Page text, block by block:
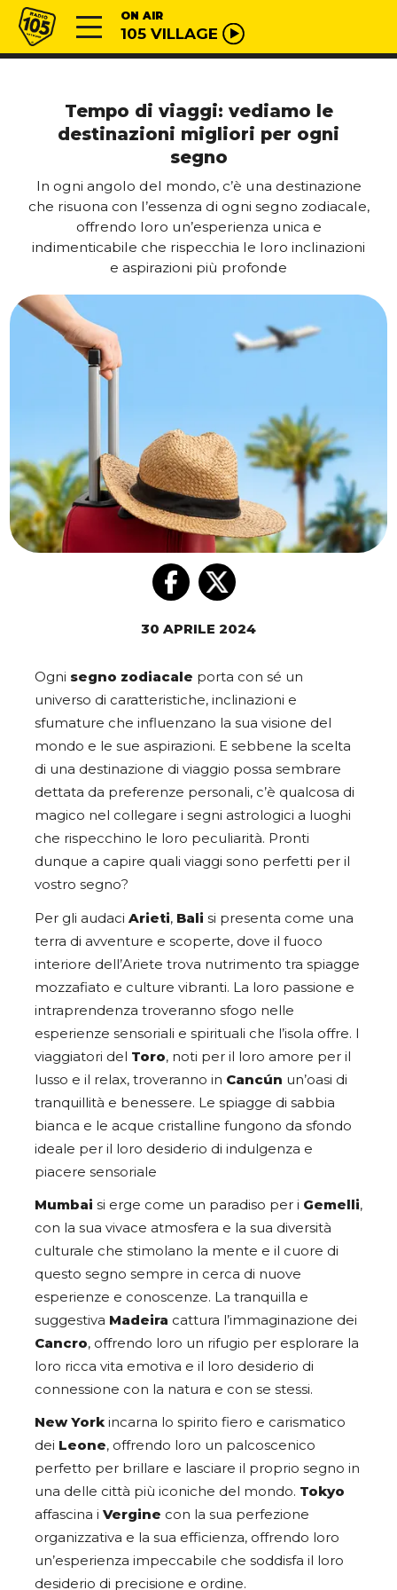
Vai al contenuto
Radio 105 ON AIR
105 VILLAGE
Tempo di viaggi: vediamo le
destinazioni migliori per ogni
segno
In ogni angolo del mondo, c’è una destinazione
che risuona con l’essenza di ogni segno zodiacale,
offrendo loro un’esperienza unica e
indimenticabile che rispecchia le loro inclinazioni
e aspirazioni più profonde
30 APRILE 2024
Ogni segno zodiacale porta con sé un
universo di caratteristiche, inclinazioni e
sfumature che influenzano la sua visione del
mondo e le sue aspirazioni. E sebbene la scelta
di una destinazione di viaggio possa sembrare
dettata da preferenze personali, c’è qualcosa di
magico nel collegare i segni astrologici a luoghi
che rispecchino le loro peculiarità. Pronti
dunque a capire quali viaggi sono perfetti per il
vostro segno?
Per gli audaci Arieti, Bali si presenta come una
terra di avventure e scoperte, dove il fuoco
interiore dell’Ariete trova nutrimento tra spiagge
mozzafiato e culture vibranti. La loro passione e
intraprendenza troveranno sfogo nelle
esperienze sensoriali e spirituali che l’isola offre. I
viaggiatori del Toro, noti per il loro amore per il
lusso e il relax, troveranno in Cancún un’oasi di
tranquillità e benessere. Le spiagge di sabbia
bianca e le acque cristalline fungono da sfondo
ideale per il loro desiderio di indulgenza e
piacere sensoriale
Mumbai si erge come un paradiso per i Gemelli,
con la sua vivace atmosfera e la sua diversità
culturale che stimolano la mente e il cuore di
questo segno sempre in cerca di nuove
esperienze e conoscenze. La tranquilla e
suggestiva Madeira cattura l’immaginazione dei
Cancro, offrendo loro un rifugio per esplorare la
loro ricca vita emotiva e il loro desiderio di
connessione con la natura e con se stessi.
New York incarna lo spirito fiero e carismatico
dei Leone, offrendo loro un palcoscenico
perfetto per brillare e lasciare il proprio segno in
una delle città più iconiche del mondo. Tokyo
affascina i Vergine con la sua perfezione
organizzativa e la sua efficienza, offrendo loro
un’esperienza impeccabile che soddisfa il loro
desiderio di precisione e ordine.